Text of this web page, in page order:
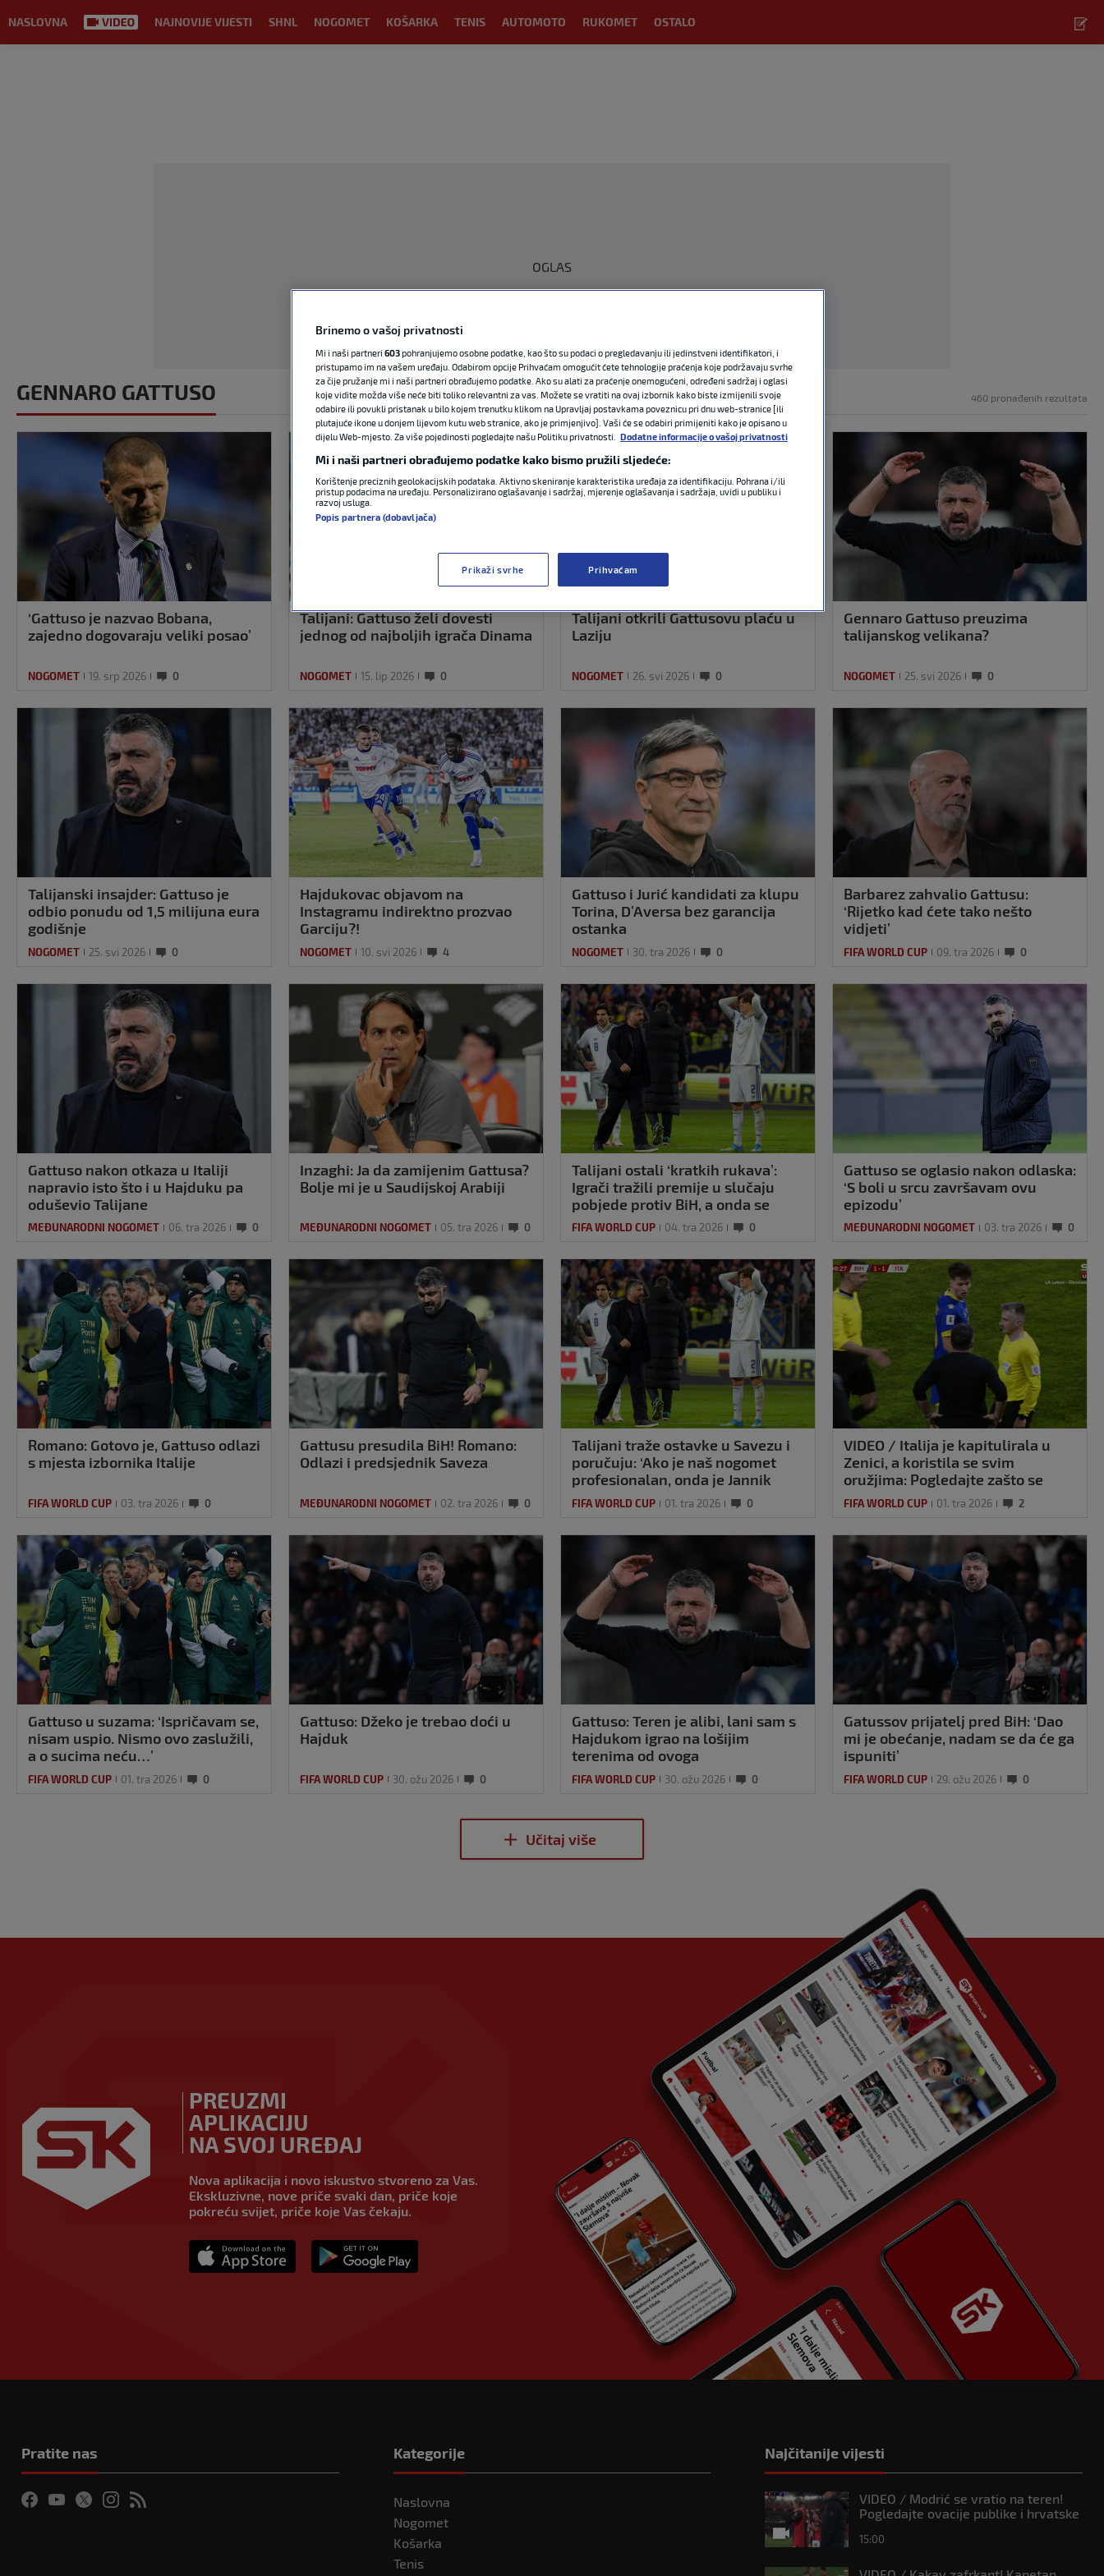
NASLOVNA NAJNOVIJE VIJESTI SHNL NOGOMET KOŠARKA TENIS AUTOMOTO RUKOMET OSTALO
OGLAS
GENNARO GATTUSO 460 pronađenih rezultata
‘Gattuso je nazvao Bobana,
zajedno dogovaraju veliki posao’
NOGOMET 19. srp 2026 0
Talijani: Gattuso želi dovesti
jednog od najboljih igrača Dinama
NOGOMET 15. lip 2026 0
Talijani otkrili Gattusovu plaću u
Laziju
NOGOMET 26. svi 2026 0
Gennaro Gattuso preuzima
talijanskog velikana?
NOGOMET 25. svi 2026 0
Talijanski insajder: Gattuso je
odbio ponudu od 1,5 milijuna eura
godišnje
NOGOMET 25. svi 2026 0
Hajdukovac objavom na
Instagramu indirektno prozvao
Garciju?!
NOGOMET 10. svi 2026 4
Gattuso i Jurić kandidati za klupu
Torina, D’Aversa bez garancija
ostanka
NOGOMET 30. tra 2026 0
Barbarez zahvalio Gattusu:
‘Rijetko kad ćete tako nešto
vidjeti’
FIFA WORLD CUP 09. tra 2026 0
Gattuso nakon otkaza u Italiji
napravio isto što i u Hajduku pa
oduševio Talijane
MEĐUNARODNI NOGOMET 06. tra 2026 0
Inzaghi: Ja da zamijenim Gattusa?
Bolje mi je u Saudijskoj Arabiji
MEĐUNARODNI NOGOMET 05. tra 2026 0
Talijani ostali ‘kratkih rukava’:
Igrači tražili premije u slučaju
pobjede protiv BiH, a onda se
ukazao Gattuso
FIFA WORLD CUP 04. tra 2026 0
Gattuso se oglasio nakon odlaska:
‘S boli u srcu završavam ovu
epizodu’
MEĐUNARODNI NOGOMET 03. tra 2026 0
Romano: Gotovo je, Gattuso odlazi
s mjesta izbornika Italije
FIFA WORLD CUP 03. tra 2026 0
Gattusu presudila BiH! Romano:
Odlazi i predsjednik Saveza
MEĐUNARODNI NOGOMET 02. tra 2026 0
Talijani traže ostavke u Savezu i
poručuju: ‘Ako je naš nogomet
profesionalan, onda je Jannik
Sinner amater’
FIFA WORLD CUP 01. tra 2026 0
VIDEO / Italija je kapitulirala u
Zenici, a koristila se svim
oružjima: Pogledajte zašto se
heroj BiH naljutio na Gattusa
FIFA WORLD CUP 01. tra 2026 2
Gattuso u suzama: ‘Ispričavam se,
nisam uspio. Nismo ovo zaslužili,
a o sucima neću…’
FIFA WORLD CUP 01. tra 2026 0
Gattuso: Džeko je trebao doći u
Hajduk
FIFA WORLD CUP 30. ožu 2026 0
Gattuso: Teren je alibi, lani sam s
Hajdukom igrao na lošijim
terenima od ovoga
FIFA WORLD CUP 30. ožu 2026 0
Gatussov prijatelj pred BiH: ‘Dao
mi je obećanje, nadam se da će ga
ispuniti’
FIFA WORLD CUP 29. ožu 2026 0
PREUZMI
APLIKACIJU
NA SVOJ UREĐAJ
Nova aplikacija i novo iskustvo stvoreno za Vas.
Ekskluzivne, nove priče svaki dan, priče koje
pokreću svijet, priče koje Vas čekaju.
Pratite nas Kategorije
Naslovna
Nogomet
Košarka
Tenis
Najčitanije vijesti
VIDEO / Modrić se vratio na teren!
Pogledajte ovacije publike i hrvatske
15:00
Brinemo o vašoj privatnosti
Mi i naši partneri 603pohranjujemo osobne podatke, kao što su podaci o pregledavanju ili jedinstveni identifikatori, i
pristupamo im na vašem uređaju. Odabirom opcije Prihvaćam omogućit ćete tehnologije praćenja koje podržavaju svrhe
za čije pružanje mi i naši partneri obrađujemo podatke. Ako su alati za praćenje onemogućeni, određeni sadržaj i oglasi
koje vidite možda više neće biti toliko relevantni za vas. Možete se vratiti na ovaj izbornik kako biste izmijenili svoje
odabire ili povukli pristanak u bilo kojem trenutku klikom na Upravljaj postavkama poveznicu pri dnu web-stranice [ili
plutajuće ikone u donjem lijevom kutu web stranice, ako je primjenjivo]. Vaši će se odabiri primijeniti kako je opisano u
dijelu Web-mjesto. Za više pojedinosti pogledajte našu Politiku privatnosti.
Dodatne informacije o vašoj privatnosti
Mi i naši partneri obrađujemo podatke kako bismo pružili sljedeće:
Korištenje preciznih geolokacijskih podataka. Aktivno skeniranje karakteristika uređaja za identifikaciju. Pohrana i/ili
pristup podacima na uređaju. Personalizirano oglašavanje i sadržaj, mjerenje oglašavanja i sadržaja, uvidi u publiku i
razvoj usluga.
Popis partnera (dobavljača)
Prikaži svrhe Prihvaćam